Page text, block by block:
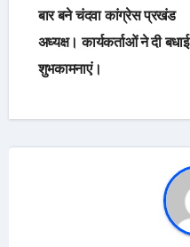
navigation
बार बने चंदवा कांग्रेस प्रखंड
अध्यक्ष। कार्यकर्ताओं ने दी बधाई
शुभकामनाएं।